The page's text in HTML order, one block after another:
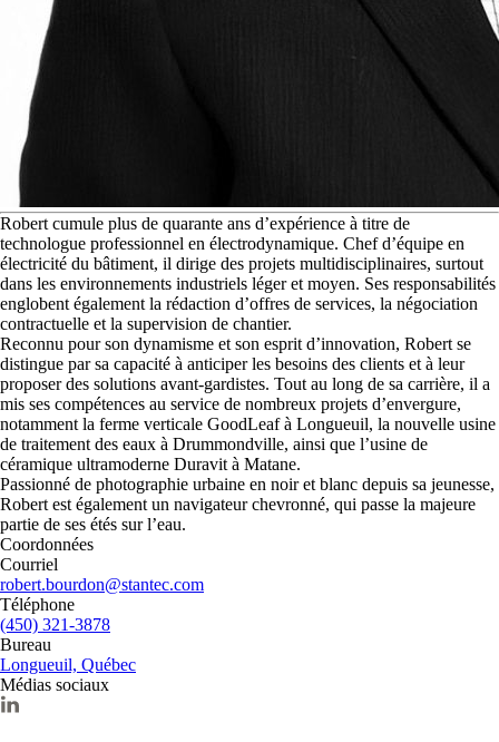
Robert cumule plus de quarante ans d’expérience à titre de
technologue professionnel en électrodynamique. Chef d’équipe en
électricité du bâtiment, il dirige des projets multidisciplinaires, surtout
dans les environnements industriels léger et moyen. Ses responsabilités
englobent également la rédaction d’offres de services, la négociation
contractuelle et la supervision de chantier.
Reconnu pour son dynamisme et son esprit d’innovation, Robert se
distingue par sa capacité à anticiper les besoins des clients et à leur
proposer des solutions avant-gardistes. Tout au long de sa carrière, il a
mis ses compétences au service de nombreux projets d’envergure,
notamment la ferme verticale GoodLeaf à Longueuil, la nouvelle usine
de traitement des eaux à Drummondville, ainsi que l’usine de
céramique ultramoderne Duravit à Matane.
Passionné de photographie urbaine en noir et blanc depuis sa jeunesse,
Robert est également un navigateur chevronné, qui passe la majeure
partie de ses étés sur l’eau.
Coordonnées
Courriel
robert.bourdon@stantec.com
Téléphone
(450) 321-3878
Bureau
Longueuil, Québec
Médias sociaux